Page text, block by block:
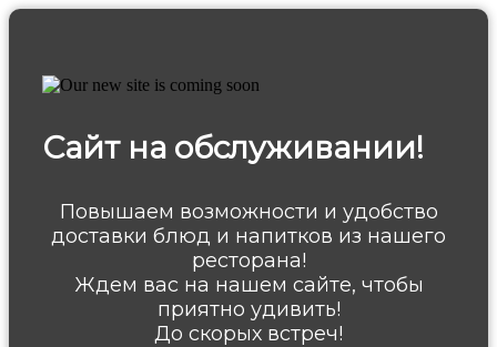
Сайт на обслуживании!
Повышаем возможности и удобство
доставки блюд и напитков из нашего
ресторана!
Ждем вас на нашем сайте, чтобы
приятно удивить!
До скорых встреч!